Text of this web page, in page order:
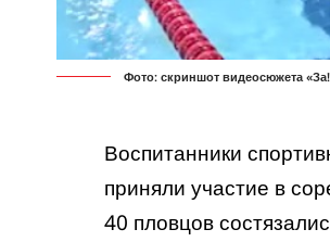
Фото: скриншот видеосюжета
Воспитанники
приняли участие в
40 пловцов